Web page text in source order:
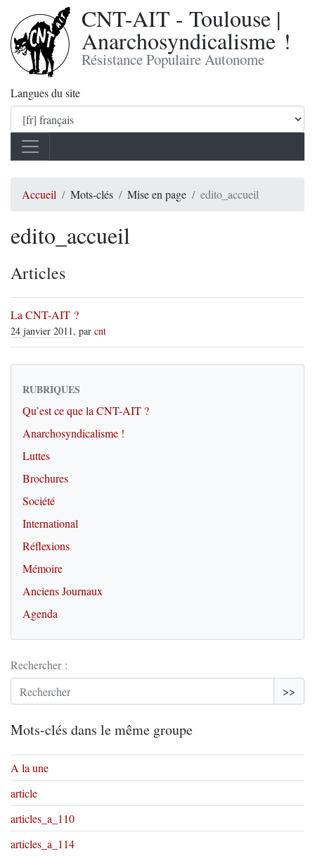
CNT-AIT - Toulouse |
Anarchosyndicalisme !
Résistance Populaire Autonome
Langues du site
Accueil Mots-clés Mise en page edito_accueil
edito_accueil
Articles
La CNT-AIT ?
24 janvier 2011, par cnt
RUBRIQUES
Qu’est ce que la CNT-AIT ?
Anarchosyndicalisme !
Luttes
Brochures
Société
International
Réflexions
Mémoire
Anciens Journaux
Agenda
Rechercher :
>>
Mots-clés dans le même groupe
A la une
article
articles_a_110
articles_a_114